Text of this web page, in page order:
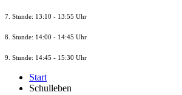
7. Stunde: 13:10 - 13:55 Uhr
8. Stunde: 14:00 - 14:45 Uhr
9. Stunde: 14:45 - 15:30 Uhr
Start
Schulleben